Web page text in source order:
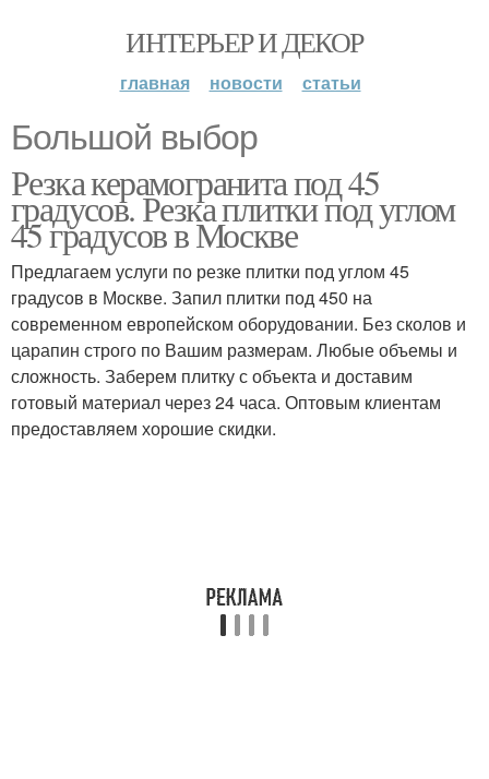
ИНТЕРЬЕР И ДЕКОР
главная новости статьи
Большой выбор
Резка керамогранита под 45
градусов. Резка плитки под углом
45 градусов в Москве
Предлагаем услуги по резке плитки под углом 45
градусов в Москве. Запил плитки под 450 на
современном европейском оборудовании. Без сколов и
царапин строго по Вашим размерам. Любые объемы и
сложность. Заберем плитку с объекта и доставим
готовый материал через 24 часа. Оптовым клиентам
предоставляем хорошие скидки.